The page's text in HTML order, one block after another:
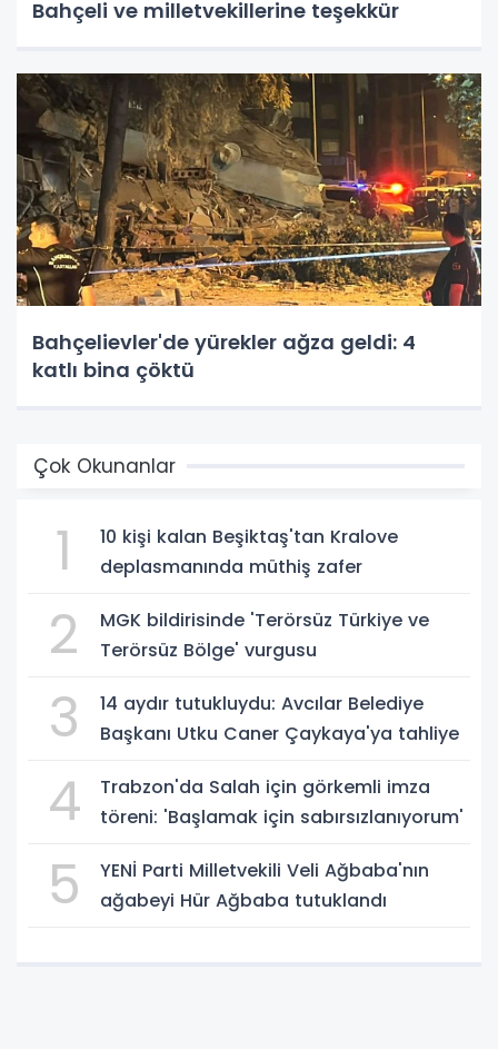
Bahçeli ve milletvekillerine teşekkür
Bahçelievler'de yürekler ağza geldi: 4
katlı bina çöktü
Çok Okunanlar
1
10 kişi kalan Beşiktaş'tan Kralove
deplasmanında müthiş zafer
2
MGK bildirisinde 'Terörsüz Türkiye ve
Terörsüz Bölge' vurgusu
3
14 aydır tutukluydu: Avcılar Belediye
Başkanı Utku Caner Çaykaya'ya tahliye
4
Trabzon'da Salah için görkemli imza
töreni: 'Başlamak için sabırsızlanıyorum'
5
YENİ Parti Milletvekili Veli Ağbaba'nın
ağabeyi Hür Ağbaba tutuklandı